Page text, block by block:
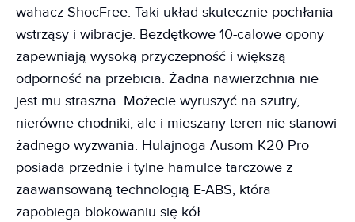
wahacz ShocFree. Taki układ skutecznie pochłania
wstrząsy i wibracje. Bezdętkowe 10-calowe opony
zapewniają wysoką przyczepność i większą
odporność na przebicia. Żadna nawierzchnia nie
jest mu straszna. Możecie wyruszyć na szutry,
nierówne chodniki, ale i mieszany teren nie stanowi
żadnego wyzwania. Hulajnoga Ausom K20 Pro
posiada przednie i tylne hamulce tarczowe z
zaawansowaną technologią E-ABS, która
zapobiega blokowaniu się kół.